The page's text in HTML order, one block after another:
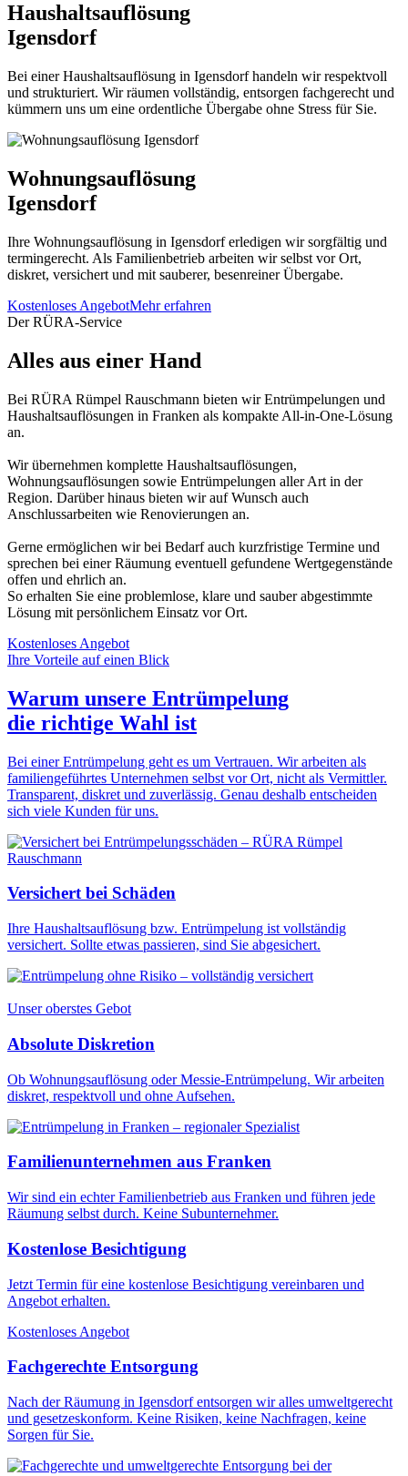
Haushaltsauflösung
Igensdorf
Bei einer Haushaltsauflösung in Igensdorf handeln wir respektvoll
und strukturiert. Wir räumen vollständig, entsorgen fachgerecht und
kümmern uns um eine ordentliche Übergabe ohne Stress für Sie.
Wohnungsauflösung
Igensdorf
Ihre Wohnungsauflösung in Igensdorf erledigen wir sorgfältig und
termingerecht. Als Familienbetrieb arbeiten wir selbst vor Ort,
diskret, versichert und mit sauberer, besenreiner Übergabe.
Kostenloses AngebotMehr erfahren
Der RÜRA-Service
Alles aus einer Hand
Bei RÜRA Rümpel Rauschmann bieten wir Entrümpelungen und
Haushaltsauflösungen in Franken als kompakte All-in-One-Lösung
an.
Wir übernehmen komplette Haushaltsauflösungen,
Wohnungsauflösungen sowie Entrümpelungen aller Art in der
Region. Darüber hinaus bieten wir auf Wunsch auch
Anschlussarbeiten wie Renovierungen an.
Gerne ermöglichen wir bei Bedarf auch kurzfristige Termine und
sprechen bei einer Räumung eventuell gefundene Wertgegenstände
offen und ehrlich an.
So erhalten Sie eine problemlose, klare und sauber abgestimmte
Lösung mit persönlichem Einsatz vor Ort.
Kostenloses Angebot
Ihre Vorteile auf einen Blick
Warum unsere Entrümpelung
die richtige Wahl ist
Bei einer Entrümpelung geht es um Vertrauen. Wir arbeiten als
familiengeführtes Unternehmen selbst vor Ort, nicht als Vermittler.
Transparent, diskret und zuverlässig. Genau deshalb entscheiden
sich viele Kunden für uns.
Versichert bei Schäden
Ihre Haushaltsauflösung bzw. Entrümpelung ist vollständig
versichert. Sollte etwas passieren, sind Sie abgesichert.
Unser oberstes Gebot
Absolute Diskretion
Ob Wohnungsauflösung oder Messie-Entrümpelung. Wir arbeiten
diskret, respektvoll und ohne Aufsehen.
Familienunternehmen aus Franken
Wir sind ein echter Familienbetrieb aus Franken und führen jede
Räumung selbst durch. Keine Subunternehmer.
Kostenlose Besichtigung
Jetzt Termin für eine kostenlose Besichtigung vereinbaren und
Angebot erhalten.
Kostenloses Angebot
Fachgerechte Entsorgung
Nach der Räumung in Igensdorf entsorgen wir alles umweltgerecht
und gesetzeskonform. Keine Risiken, keine Nachfragen, keine
Sorgen für Sie.